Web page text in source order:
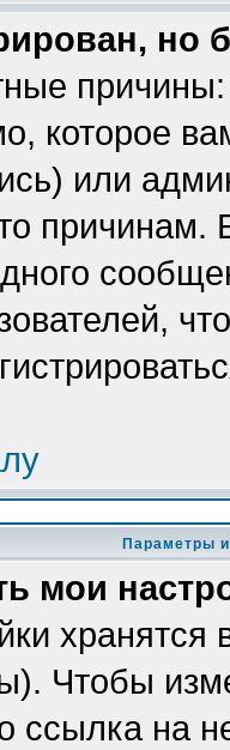
но
которое
или
Параметры
мои
Чтобы
ссылка на